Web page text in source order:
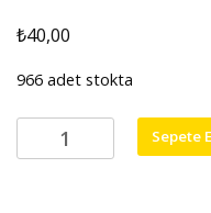
₺40,00
966 adet stokta
ölçek
Sepete